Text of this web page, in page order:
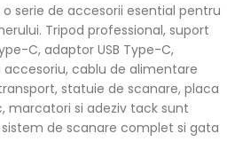
serie de accesorii esential pentru
Tripod professional, suport
C, adaptor USB Type-C,
cablu de alimentare
statuie de scanare, placa
marcatori si adeziv tack sunt
de scanare complet si gata